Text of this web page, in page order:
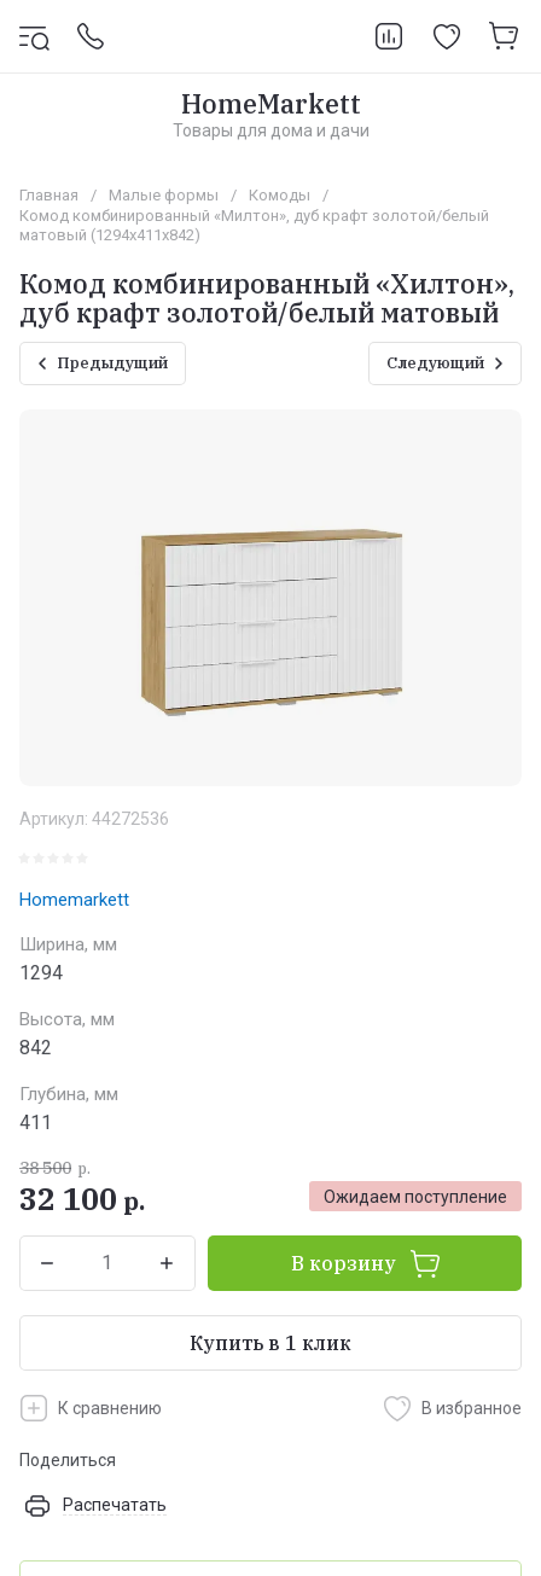
HomeMarkett
Товары для дома и дачи
Главная / Малые формы / Комоды
/
Комод комбинированный «Милтон», дуб крафт золотой/белый
матовый (1294х411х842)
Комод комбинированный «Хилтон»,
дуб крафт золотой/белый матовый
Предыдущий Следующий
Артикул: 44272536
Homemarkett
Ширина, мм
1294
Высота, мм
842
Глубина, мм
411
Ожидаем поступление
38 500 р.
32 100 р.
В корзину
Купить в 1 клик
К сравнению В избранное
Поделиться
Распечатать